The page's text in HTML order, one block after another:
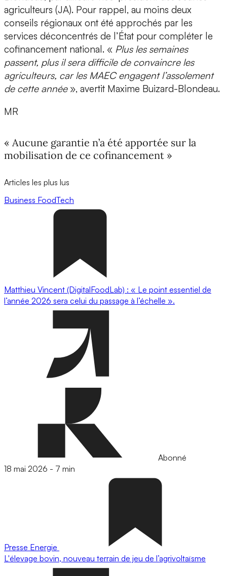
agriculteurs (JA). Pour rappel, au moins deux
conseils régionaux ont été approchés par les
services déconcentrés de l’État pour compléter le
cofinancement national. « Plus les semaines
passent, plus il sera difficile de convaincre les
agriculteurs, car les MAEC engagent l’assolement
de cette année », avertit Maxime Buizard-Blondeau.
MR
« Aucune garantie n’a été apportée sur la
mobilisation de ce cofinancement »
Articles les plus lus
Business FoodTech
Matthieu Vincent (DigitalFoodLab) : « Le point essentiel de
l’année 2026 sera celui du passage à l’échelle ».
Abonné
18 mai 2026 - 7 min
Presse Energie
L'élevage bovin, nouveau terrain de jeu de l’agrivoltaïsme